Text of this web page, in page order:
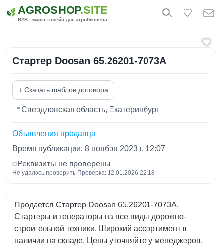
AGROSHOP.SITE
B2B - маркетплейс для агробизнеса
Стартер Doosan 65.26201-7073A
↓ Скачать шаблон договора
📍Свердловская область, Екатеринбург
Объявления продавца
Время публикации: 8 ноября 2023 г. 12:07
Реквизиты не проверены
Не удалось проверить· Проверка: 12.01.2026 22:18
Продается Стартер Doosan 65.26201-7073A.
Стартеры и генераторы на все виды дорожно-
строительной техники. Широкий ассортимент в
наличии на складе. Цены уточняйте у менеджеров.